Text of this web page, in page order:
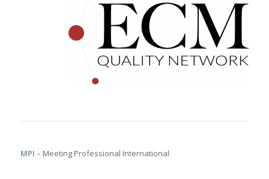
MPI – Meeting Professional International